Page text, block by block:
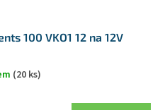
100 VKO1 12 na 12V
(20 ks)